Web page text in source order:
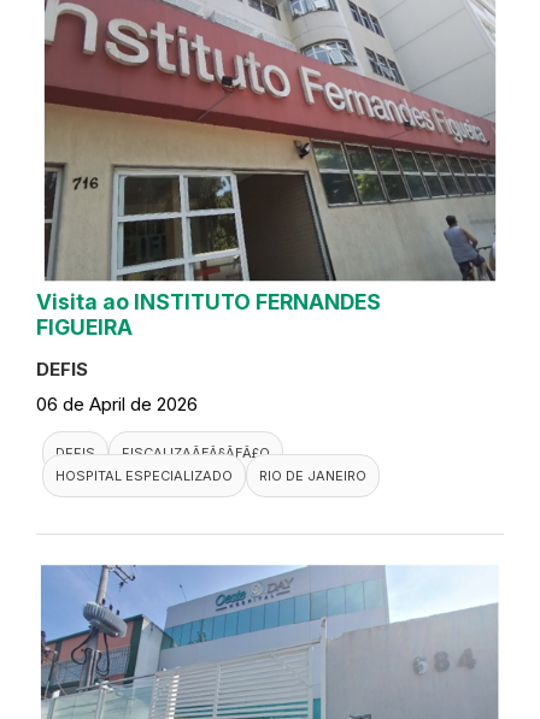
Visita ao INSTITUTO FERNANDES
FIGUEIRA
DEFIS
06 de April de 2026
DEFIS
FISCALIZAÃƑÂ§ÃƑÂ£O
HOSPITAL ESPECIALIZADO
RIO DE JANEIRO